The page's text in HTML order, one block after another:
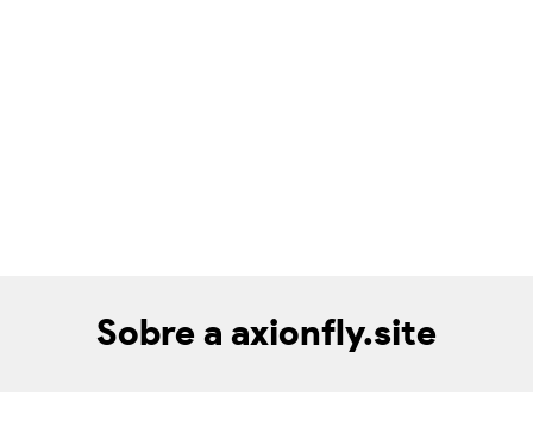
Sobre a axionfly.site